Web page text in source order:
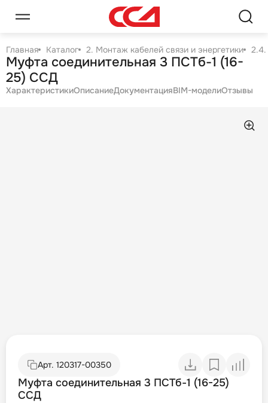
Главная Каталог 2. Монтаж кабелей связи и энергетики 2.4.
Муфта соединительная 3 ПСТб-1 (16-
25) ССД
ХарактеристикиОписаниеДокументацияBIM-моделиОтзывы
Арт. 120317-00350
Муфта соединительная 3 ПСТб-1 (16-25)
ССД